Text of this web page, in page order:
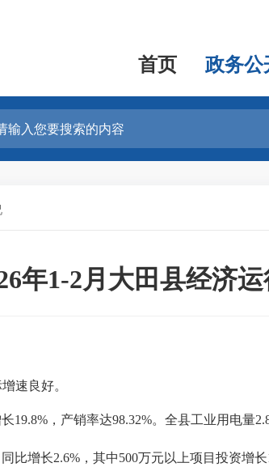
首页 政务公
年1-2月大田县经济
速良好。
19.8%，产销率达98.32%。全县工业用电量
比增长2.6%，其中500万元以上项目投资增长